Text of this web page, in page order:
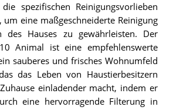
spezifischen Reinigungsvorlieben
um eine maßgeschneiderte Reinigung
des Hauses zu gewährleisten. Der
Animal ist eine empfehlenswerte
sauberes und frisches Wohnumfeld
das Leben von Haustierbesitzern
einladender macht, indem er
eine hervorragende Filterung in